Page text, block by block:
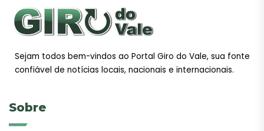
Sejam todos bem-vindos ao Portal Giro do Vale, sua fonte
confiável de notícias locais, nacionais e internacionais.
Sobre